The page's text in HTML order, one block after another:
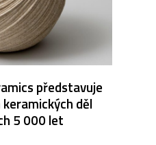
představuje
děl
5 000 let